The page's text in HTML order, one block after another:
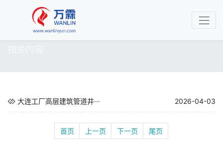
大连工厂高层建筑管道井··· 2026-04-03
首页 上一页 下一页 尾页